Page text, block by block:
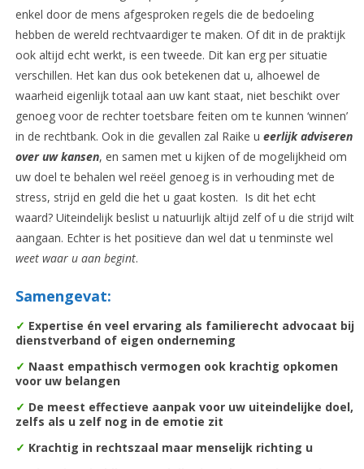
enkel door de mens afgesproken regels die de bedoeling
hebben de wereld rechtvaardiger te maken. Of dit in de praktijk
ook altijd echt werkt, is een tweede. Dit kan erg per situatie
verschillen. Het kan dus ook betekenen dat u, alhoewel de
waarheid eigenlijk totaal aan uw kant staat, niet beschikt over
genoeg voor de rechter toetsbare feiten om te kunnen ‘winnen’
in de rechtbank. Ook in die gevallen zal Raike u eerlijk adviseren
over uw kansen, en samen met u kijken of de mogelijkheid om
uw doel te behalen wel reëel genoeg is in verhouding met de
stress, strijd en geld die het u gaat kosten. Is dit het echt
waard? Uiteindelijk beslist u natuurlijk altijd zelf of u die strijd wilt
aangaan. Echter is het positieve dan wel dat u tenminste wel
weet waar u aan begint.
Samengevat:
✓ Expertise én veel ervaring als familierecht advocaat bij
dienstverband of eigen onderneming
✓ Naast empathisch vermogen ook krachtig opkomen
voor uw belangen
✓ De meest effectieve aanpak voor uw uiteindelijke doel,
zelfs als u zelf nog in de emotie zit
✓ Krachtig in rechtszaal maar menselijk richting u